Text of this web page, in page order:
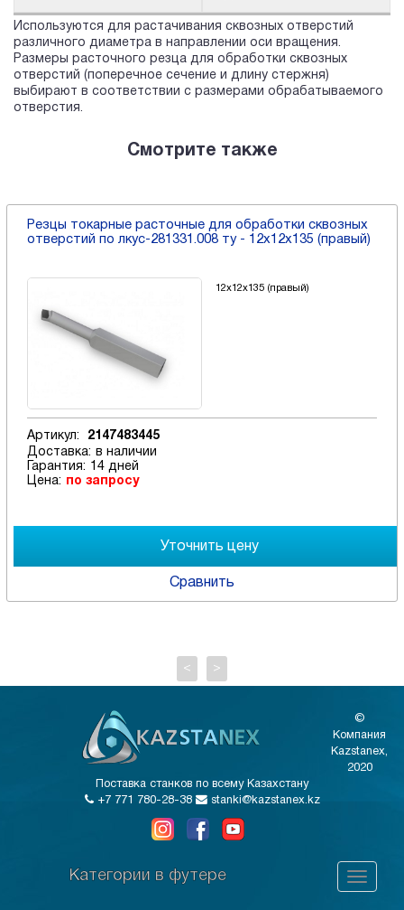
Используются для растачивания сквозных отверстий
различного диаметра в направлении оси вращения.
Размеры расточного резца для обработки сквозных
отверстий (поперечное сечение и длину стержня)
выбирают в соответствии с размерами обрабатываемого
отверстия.
Смотрите также
Резцы токарные расточные для обработки сквозных
отверстий по лкус-281331.008 ту - 12х12х135 (правый)
12х12х135 (правый)
Артикул:
2147483445
Доставка:
в наличии
Гарантия:
14 дней
Цена:
по запросу
Сравнить
< >
©
Компания
Kazstanex,
2020
Поставка станков по всему Казахстану
+7 771 780-28-38
stanki@kazstanex.kz
Категории в футере